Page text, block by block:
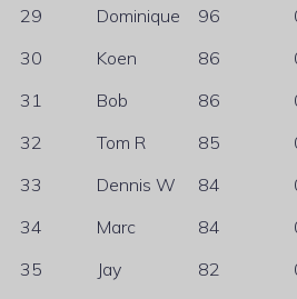
29 Dominique 96
30
Koen 86
31
Bob 86
32
Tom R 85
33
Dennis W 84
34
Marc 84
35
Jay 82